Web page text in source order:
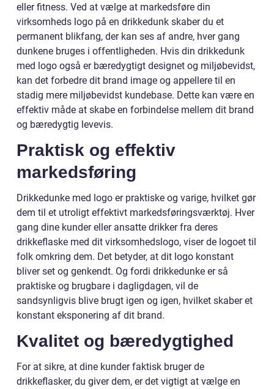
eller fitness. Ved at vælge at markedsføre din
virksomheds logo på en drikkedunk skaber du et
permanent blikfang, der kan ses af andre, hver gang
dunkene bruges i offentligheden. Hvis din drikkedunk
med logo også er bæredygtigt designet og miljøbevidst,
kan det forbedre dit brand image og appellere til en
stadig mere miljøbevidst kundebase. Dette kan være en
effektiv måde at skabe en forbindelse mellem dit brand
og bæredygtig levevis.
Praktisk og effektiv
markedsføring
Drikkedunke med logo er praktiske og varige, hvilket gør
dem til et utroligt effektivt markedsføringsværktøj. Hver
gang dine kunder eller ansatte drikker fra deres
drikkeflaske med dit virksomhedslogo, viser de logoet til
folk omkring dem. Det betyder, at dit logo konstant
bliver set og genkendt. Og fordi drikkedunke er så
praktiske og brugbare i dagligdagen, vil de
sandsynligvis blive brugt igen og igen, hvilket skaber et
konstant eksponering af dit brand.
Kvalitet og bæredygtighed
For at sikre, at dine kunder faktisk bruger de
drikkeflasker, du giver dem, er det vigtigt at vælge en